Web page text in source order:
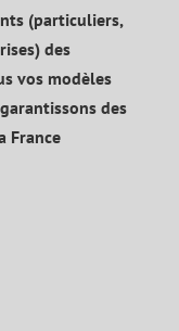
(particuliers,
des
vos modèles
des
France